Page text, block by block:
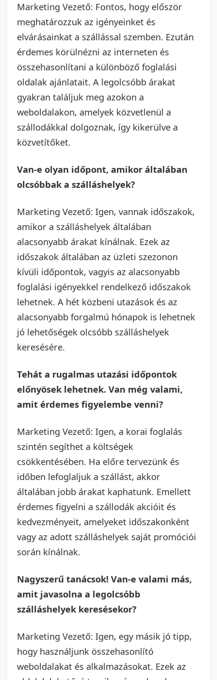
Marketing Vezető: Fontos, hogy először
meghatározzuk az igényeinket és
elvárásainkat a szállással szemben. Ezután
érdemes körülnézni az interneten és
összehasonlítani a különböző foglalási
oldalak ajánlatait. A legolcsóbb árakat
gyakran találjuk meg azokon a
weboldalakon, amelyek közvetlenül a
szállodákkal dolgoznak, így kikerülve a
közvetítőket.
Van-e olyan időpont, amikor általában
olcsóbbak a szálláshelyek?
Marketing Vezető: Igen, vannak időszakok,
amikor a szálláshelyek általában
alacsonyabb árakat kínálnak. Ezek az
időszakok általában az üzleti szezonon
kívüli időpontok, vagyis az alacsonyabb
foglalási igényekkel rendelkező időszakok
lehetnek. A hét közbeni utazások és az
alacsonyabb forgalmú hónapok is lehetnek
jó lehetőségek olcsóbb szálláshelyek
keresésére.
Tehát a rugalmas utazási időpontok
előnyösek lehetnek. Van még valami,
amit érdemes figyelembe venni?
Marketing Vezető: Igen, a korai foglalás
szintén segíthet a költségek
csökkentésében. Ha előre tervezünk és
időben lefoglaljuk a szállást, akkor
általában jobb árakat kaphatunk. Emellett
érdemes figyelni a szállodák akcióit és
kedvezményeit, amelyeket időszakonként
vagy az adott szálláshelyek saját promóciói
során kínálnak.
Nagyszerű tanácsok! Van-e valami más,
amit javasolna a legolcsóbb
szálláshelyek keresésekor?
Marketing Vezető: Igen, egy másik jó tipp,
hogy használjunk összehasonlító
weboldalakat és alkalmazásokat. Ezek az